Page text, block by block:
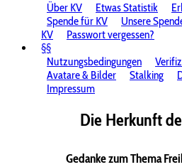
Über KV
Etwas Statistik
Spende für KV
Unsere
KV
Passwort vergessen?
§§
Nutzungsbedingungen
Avatare & Bilder
Stalking
Impressum
Die Herkunft
Gedanke zum Thema